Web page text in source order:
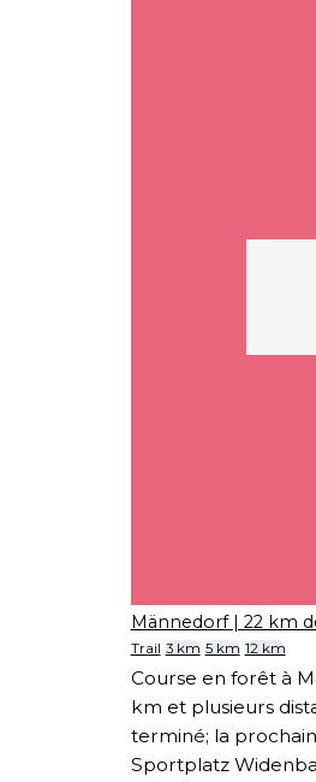
Männedorf | 22 km
Trail 3 km 5 km 12 km
Course en forêt à
km et plusieurs
terminé; la
Sportplatz